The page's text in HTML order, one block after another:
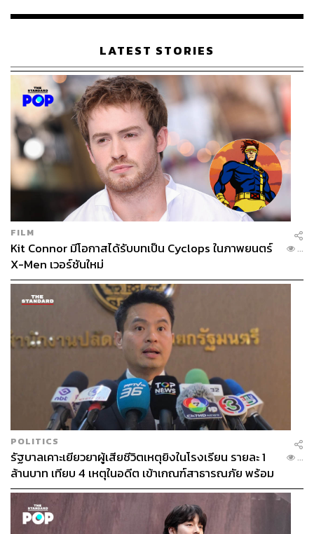
เรือนไทยที่ถูกซุกไว้
LATEST STORIES
FILM
Kit Connor มีโอกาสได้รับบทเป็น Cyclops ในภาพยนตร์
X-Men เวอร์ชันใหม่
...
POLITICS
รัฐบาลเคาะเยียวยาผู้เสียชีวิตเหตุยิงในโรงเรียน รายละ 1
ล้านบาท เทียบ 4 เหตุในอดีต เข้าเกณฑ์สาธารณภัย พร้อม
เร่งจ่ายโดยเร็ว
...